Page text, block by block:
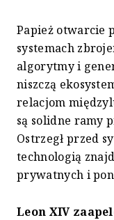
Papież otwarcie
systemach
algorytmy i
niszczą
relacjom
są solidne ramy
Ostrzegł przed
technologią
prywatnych i
Leon XIV